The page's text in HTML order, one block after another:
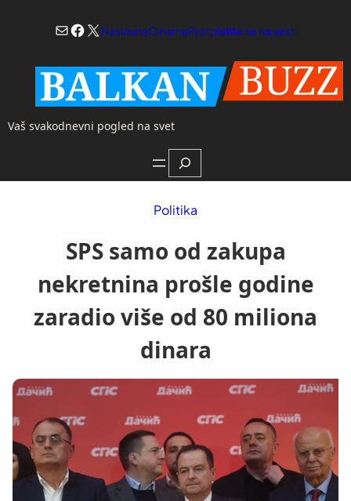
Mail
Facebook
X NaslovnaO namaPretplatite se na vesti
Vaš svakodnevni pogled na svet
Search
Politika
SPS samo od zakupa
nekretnina prošle godine
zaradio više od 80 miliona
dinara